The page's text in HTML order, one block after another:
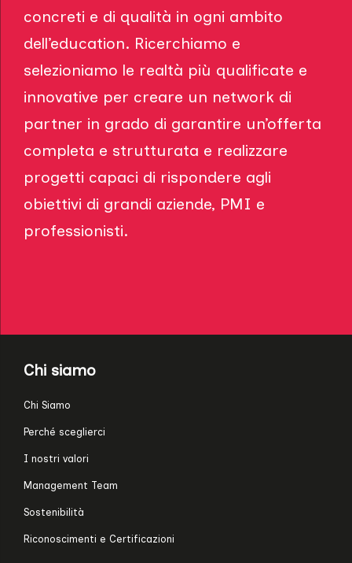
concreti e di qualità in ogni ambito
dell’education. Ricerchiamo e
selezioniamo le realtà più qualificate e
innovative per creare un network di
partner in grado di garantire un’offerta
completa e strutturata e realizzare
progetti capaci di rispondere agli
obiettivi di grandi aziende, PMI e
professionisti.
Chi siamo
Chi Siamo
Perché sceglierci
I nostri valori
Management Team
Sostenibilità
Riconoscimenti e Certificazioni